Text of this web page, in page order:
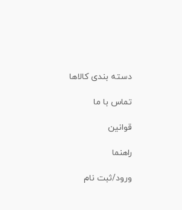
دسته بندی کالاها
تماس با ما
قوانین
راهنما
ورود/ثبت نام